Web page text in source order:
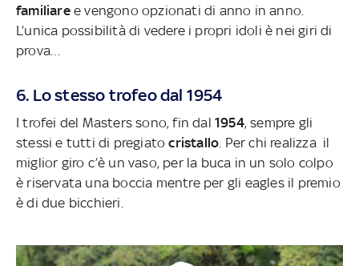
familiaree vengono opzionati di anno in anno.
L’unica possibilità di vedere i propri idoli è nei giri di
prova…
6. Lo stesso trofeo dal 1954
I trofei del Masters sono, fin dal 1954, sempre gli
stessi e tutti di pregiatocristallo. Per chi realizza il
miglior giro c’è un vaso, per la buca in un solo colpo
è riservata una boccia mentre per gli eagles il premio
è di due bicchieri.